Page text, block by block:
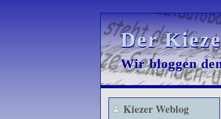
Der
Der
Wir bloggen
Wir bloggen
Kiezer Weblog